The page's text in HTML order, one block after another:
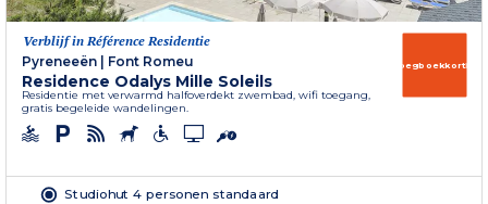
Verblijf in Référence Residentie
Pyreneeën
Font Romeu
Residence Odalys Mille Soleils
Residentie met verwarmd halfoverdekt zwembad, wifi toegang,
gratis begeleide wandelingen.
Vroegboekkorting
Studiohut 4 personen standaard